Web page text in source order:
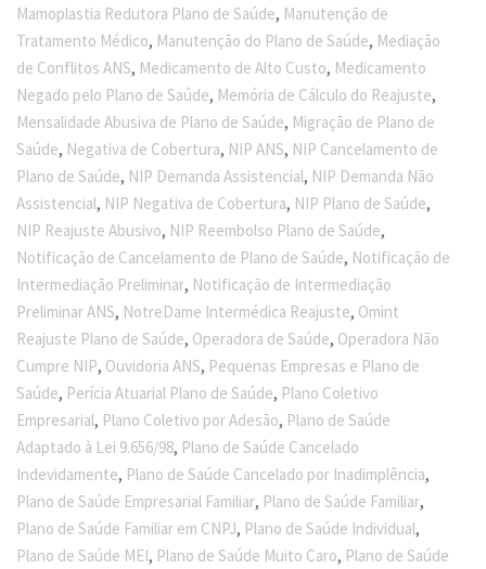
Mamoplastia Redutora Plano de Saúde, Manutenção de
Tratamento Médico, Manutenção do Plano de Saúde, Mediação
de Conflitos ANS, Medicamento de Alto Custo, Medicamento
Negado pelo Plano de Saúde, Memória de Cálculo do Reajuste,
Mensalidade Abusiva de Plano de Saúde, Migração de Plano de
Saúde, Negativa de Cobertura, NIP ANS, NIP Cancelamento de
Plano de Saúde, NIP Demanda Assistencial, NIP Demanda Não
Assistencial, NIP Negativa de Cobertura, NIP Plano de Saúde,
NIP Reajuste Abusivo, NIP Reembolso Plano de Saúde,
Notificação de Cancelamento de Plano de Saúde, Notificação de
Intermediação Preliminar, Notificação de Intermediação
Preliminar ANS, NotreDame Intermédica Reajuste, Omint
Reajuste Plano de Saúde, Operadora de Saúde, Operadora Não
Cumpre NIP, Ouvidoria ANS, Pequenas Empresas e Plano de
Saúde, Perícia Atuarial Plano de Saúde, Plano Coletivo
Empresarial, Plano Coletivo por Adesão, Plano de Saúde
Adaptado à Lei 9.656/98, Plano de Saúde Cancelado
Indevidamente, Plano de Saúde Cancelado por Inadimplência,
Plano de Saúde Empresarial Familiar, Plano de Saúde Familiar,
Plano de Saúde Familiar em CNPJ, Plano de Saúde Individual,
Plano de Saúde MEI, Plano de Saúde Muito Caro, Plano de Saúde